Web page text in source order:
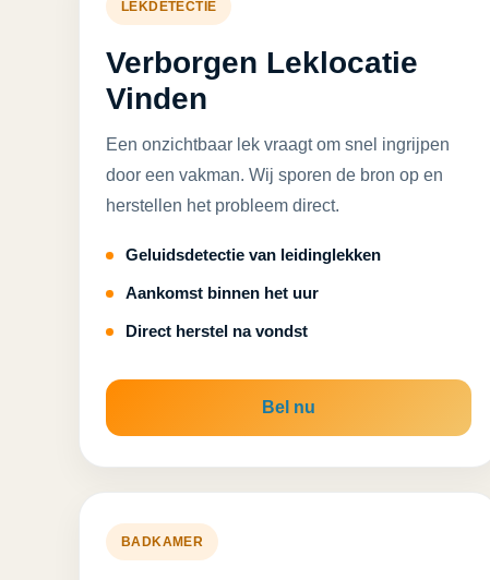
LEKDETECTIE
Verborgen Leklocatie
Vinden
Een onzichtbaar lek vraagt om snel ingrijpen
door een vakman. Wij sporen de bron op en
herstellen het probleem direct.
Geluidsdetectie van leidinglekken
Aankomst binnen het uur
Direct herstel na vondst
Bel nu
BADKAMER